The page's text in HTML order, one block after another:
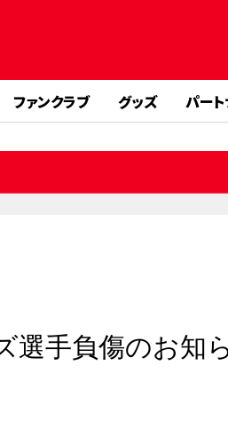
ファンクラブ グッズ パー
選手負傷のお知